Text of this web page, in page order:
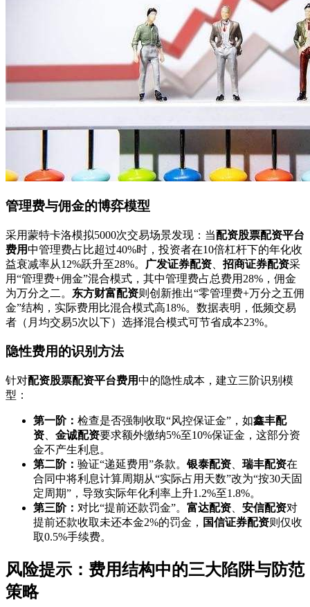
管理费与佣金的博弈模型
采用蒙特卡洛模拟5000次交易场景发现：当配资股票配资平台
费用中管理费占比超过40%时，投资者在10倍杠杆下的年化收
益衰减率从12%跃升至28%。
广发证券配资 招商证券配资采
用“管理费+佣金”混合模式，其中管理费占总费用28%，佣金
为万分之二。 东方财富配资则创新推出“零管理费+万分之五佣
金”结构，实际费用比混合模式高18%。数据表明，低频交易
者（月均交易5次以下）选择混合模式可节省成本23%。
隐性费用的识别方法
针对配资股票配资平台费用中的隐性成本，建立三阶识别模
型：
第一阶： 检查是否强制收取“风控保证金”，如鑫丰配
资
金诚配资要求额外缴纳5%至10%保证金，这部分资
金不产生利息。
第二阶： 验证“递延费用”条款。银泰配资 瑞丰配资在
合同中将利息计算周期从“实际占用天数”改为“按30天固
定周期”，导致实际年化利率上升1.2%至1.8%。
第三阶： 对比“提前还款罚金”。 富达配资 安信配资对
提前还款收取未还本金2%的罚金， 国信证券配资则仅收
取0.5%手续费。
风险提示：费用结构中的三大陷阱与防范
策略